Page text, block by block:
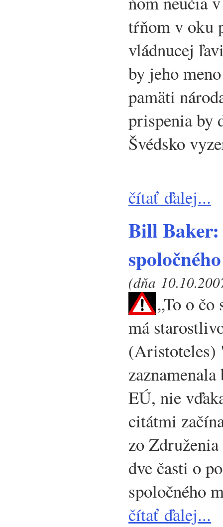
tŕňom v oku
vládnucej
by jeho
pamäti
prispenia by
Švédsko
čítať ďalej...
Bill
(dňa
„To o čo
má
(Aristoteles)
EÚ, nie
citátmi
zo
dve časti o
spoločného
čítať ďalej...